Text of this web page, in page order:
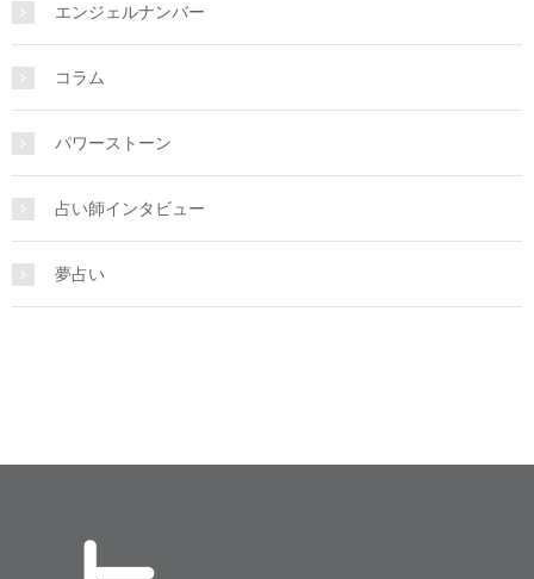
エンジェルナンバー
コラム
パワーストーン
占い師インタビュー
夢占い